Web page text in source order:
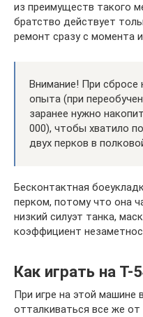
из преимуществ такого
братство действует
ремонт сразу с момента
Внимание! При сбросе
опыта (при
заранее нужно
000), чтобы хватило
двух перков в
Бесконтактная
перком, потому что она
низкий силуэт танка,
коэффициент
Как играть на
При игре на этой машине
отталкиваться все же